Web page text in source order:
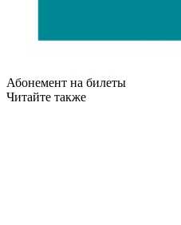
Абонемент на билеты
Читайте также